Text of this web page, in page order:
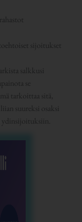
sijoitukset
salkkusi
se
tarkoittaa sitä,
suureksi osaksi
ydinsijoituksiin.